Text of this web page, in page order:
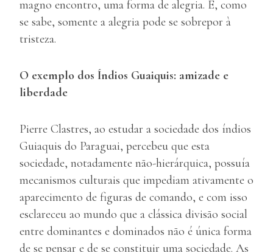
magno encontro, uma forma de alegria. E, como
se sabe, somente a alegria pode se sobrepor à
tristeza.
O exemplo dos Índios Guaiquis: amizade e
liberdade
Pierre Clastres, ao estudar a sociedade dos índios
Guiaquis do Paraguai, percebeu que esta
sociedade, notadamente não-hierárquica, possuía
mecanismos culturais que impediam ativamente o
aparecimento de figuras de comando, e com isso
esclareceu ao mundo que a clássica divisão social
entre dominantes e dominados não é única forma
de se pensar e de se constituir uma sociedade. As